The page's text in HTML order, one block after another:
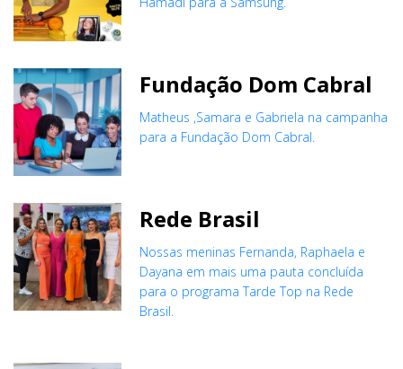
Fundação Dom Cabral
Matheus ,Samara e Gabriela na campanha
para a Fundação Dom Cabral.
Rede Brasil
Nossas meninas Fernanda, Raphaela e
Dayana em mais uma pauta concluída
para o programa Tarde Top na Rede
Brasil.